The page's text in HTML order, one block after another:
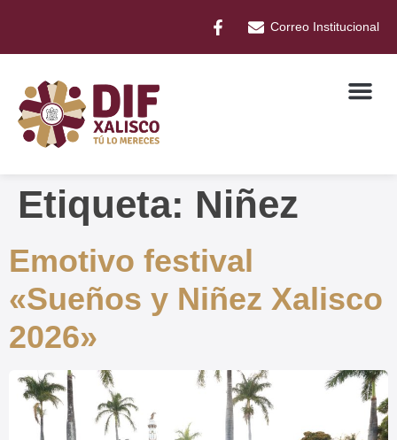
Correo Institucional
Etiqueta: Niñez
Emotivo festival
«Sueños y Niñez Xalisco
2026»